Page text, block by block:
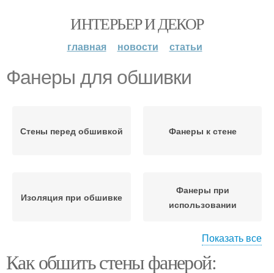
ИНТЕРЬЕР И ДЕКОР
главная новости статьи
Фанеры для обшивки
Стены перед обшивкой Фанеры к стене
Изоляция при обшивке
Фанеры при
использовании
Фанера для внутренней
обшивки
Фанеры в интерьере
Показать все
Как обшить стены фанерой: